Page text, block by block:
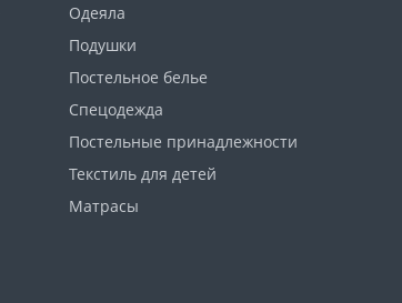
Одеяла
Подушки
Постельное белье
Спецодежда
Постельные принадлежности
Текстиль для детей
Матрасы